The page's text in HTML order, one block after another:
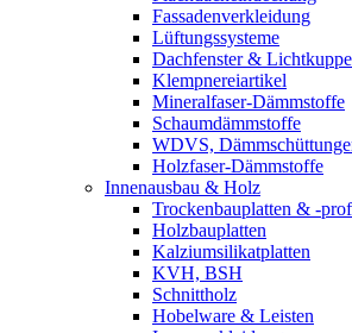
Fassadenverkleidung
Lüftungssysteme
Dachfenster &
Klempnereiartikel
Mineralfaser-Dämmstoffe
Schaumdämmstoffe
WDVS,
Holzfaser-Dämmstoffe
Innenausbau & Holz
Trockenbauplatten & -
Holzbauplatten
Kalziumsilikatplatten
KVH, BSH
Schnittholz
Hobelware & Leisten